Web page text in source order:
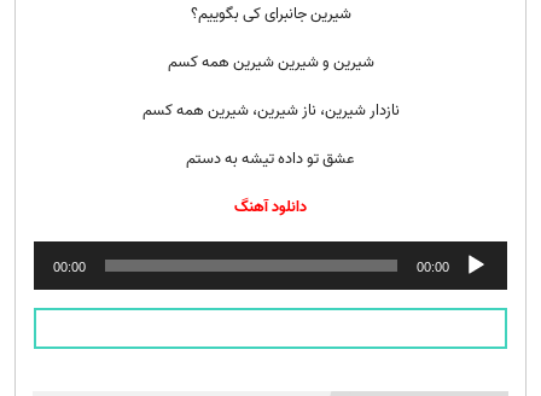
شیرین جانبرای کی بگوییم؟
شیرین و شیرین شیرین همه کسم
نازدار شیرین، ناز شیرین، شیرین همه کسم
عشق تو داده تیشه به دستم
دانلود آهنگ
پخش‌کننده
صوت
00:00
00:00